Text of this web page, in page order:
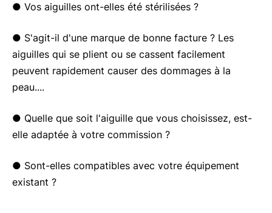
● Vos aiguilles ont-elles été stérilisées ?
● S'agit-il d'une marque de bonne facture ? Les
aiguilles qui se plient ou se cassent facilement
peuvent rapidement causer des dommages à la
peau....
● Quelle que soit l'aiguille que vous choisissez, est-
elle adaptée à votre commission ?
● Sont-elles compatibles avec votre équipement
existant ?